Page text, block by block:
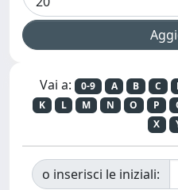
Vai a: 0-9 A B C
K
L M N O P
X
o inserisci le iniziali: